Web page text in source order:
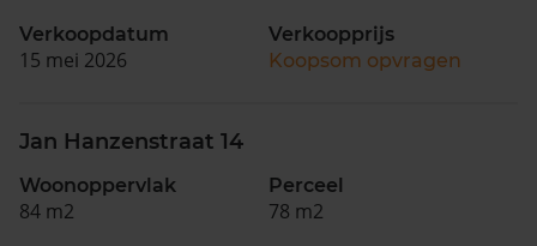
Verkoopdatum
15 mei 2026
Verkoopprijs
Koopsom opvragen
Jan Hanzenstraat 14
Woonoppervlak
84 m2
Perceel
78 m2